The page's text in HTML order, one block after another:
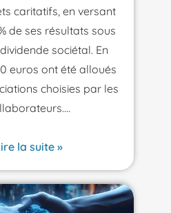
caritatifs, en versant
de ses résultats sous
sociétal. En
euros ont été alloués
choisies par les
la suite »